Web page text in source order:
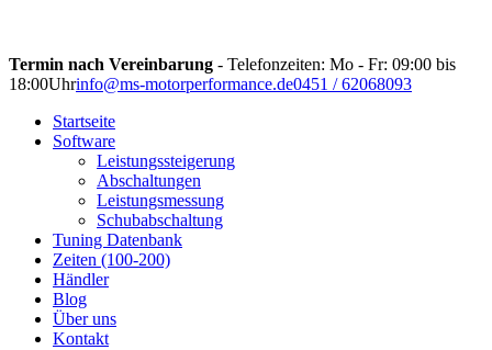
Termin nach Vereinbarung - Telefonzeiten: Mo - Fr: 09:00 bis
18:00Uhrinfo@ms-motorperformance.de0451 / 62068093
Startseite
Software
Leistungssteigerung
Abschaltungen
Leistungsmessung
Schubabschaltung
Tuning Datenbank
Zeiten (100-200)
Händler
Blog
Über uns
Kontakt